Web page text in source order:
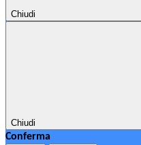
Chiudi
Chiudi
Conferma